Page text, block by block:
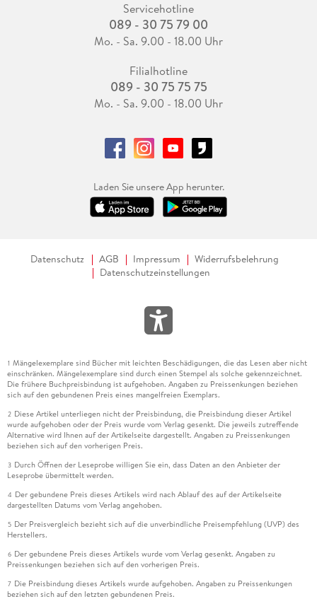
Servicehotline
089 - 30 75 79 00
Mo. - Sa. 9.00 - 18.00 Uhr
Filialhotline
089 - 30 75 75 75
Mo. - Sa. 9.00 - 18.00 Uhr
Laden Sie unsere App herunter.
Datenschutz AGB Impressum
Widerrufsbelehrung
Datenschutzeinstellungen
1 Mängelexemplare sind Bücher mit leichten Beschädigungen, die das Lesen aber nicht
einschränken. Mängelexemplare sind durch einen Stempel als solche gekennzeichnet.
Die frühere Buchpreisbindung ist aufgehoben. Angaben zu Preissenkungen beziehen
sich auf den gebundenen Preis eines mangelfreien Exemplars.
2 Diese Artikel unterliegen nicht der Preisbindung, die Preisbindung dieser Artikel
wurde aufgehoben oder der Preis wurde vom Verlag gesenkt. Die jeweils zutreffende
Alternative wird Ihnen auf der Artikelseite dargestellt. Angaben zu Preissenkungen
beziehen sich auf den vorherigen Preis.
3 Durch Öffnen der Leseprobe willigen Sie ein, dass Daten an den Anbieter der
Leseprobe übermittelt werden.
4 Der gebundene Preis dieses Artikels wird nach Ablauf des auf der Artikelseite
dargestellten Datums vom Verlag angehoben.
5 Der Preisvergleich bezieht sich auf die unverbindliche Preisempfehlung (UVP) des
Herstellers.
6 Der gebundene Preis dieses Artikels wurde vom Verlag gesenkt. Angaben zu
Preissenkungen beziehen sich auf den vorherigen Preis.
7 Die Preisbindung dieses Artikels wurde aufgehoben. Angaben zu Preissenkungen
beziehen sich auf den letzten gebundenen Preis.